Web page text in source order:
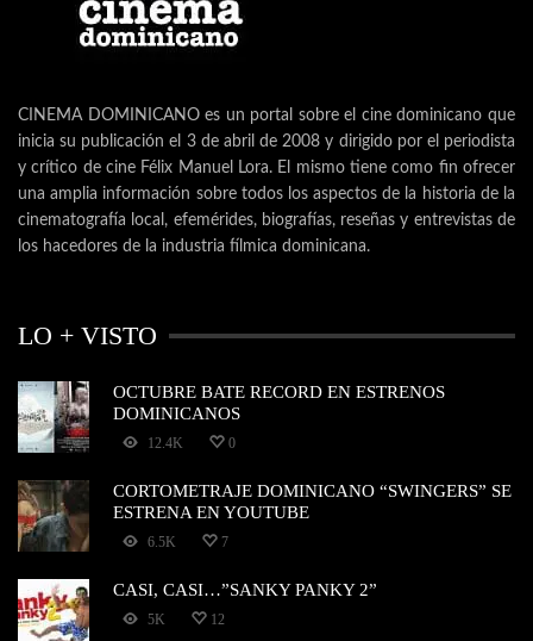
CINEMA DOMINICANO es un portal sobre el cine dominicano que
inicia su publicación el 3 de abril de 2008 y dirigido por el periodista
y crítico de cine Félix Manuel Lora. El mismo tiene como fin ofrecer
una amplia información sobre todos los aspectos de la historia de la
cinematografía local, efemérides, biografías, reseñas y entrevistas de
los hacedores de la industria fílmica dominicana.
LO + VISTO
OCTUBRE BATE RECORD EN ESTRENOS
DOMINICANOS
12.4K 0
CORTOMETRAJE DOMINICANO “SWINGERS” SE
ESTRENA EN YOUTUBE
6.5K 7
CASI, CASI…”SANKY PANKY 2”
5K 12